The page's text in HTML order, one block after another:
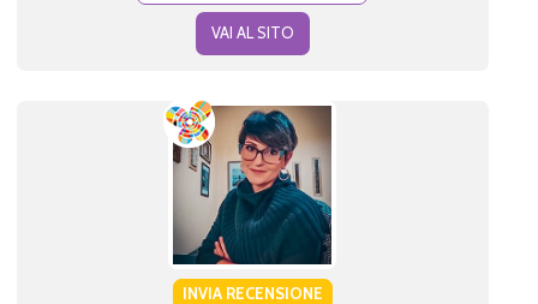
VAI AL SITO
INVIA RECENSIONE